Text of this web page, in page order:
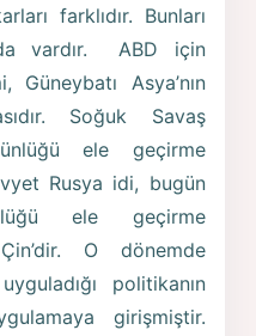
farklıdır. Bunları
vardır. ABD için
Güneybatı Asya’nın
Soğuk Savaş
ele geçirme
Rusya idi, bugün
ele geçirme
O dönemde
politikanın
girişmiştir.